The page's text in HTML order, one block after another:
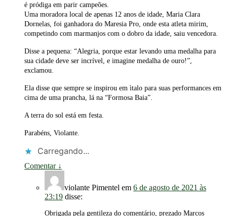
é pródiga em parir campeões.
Uma moradora local de apenas 12 anos de idade, Maria Clara
Dornelas, foi ganhadora do Maresia Pro, onde esta atleta mirim,
competindo com marmanjos com o dobro da idade, saiu vencedora.
Disse a pequena: “Alegria, porque estar levando uma medalha para
sua cidade deve ser incrível, e imagine medalha de ouro!”,
exclamou.
Ela disse que sempre se inspirou em ìtalo para suas performances em
cima de uma prancha, lá na “Formosa Baia”.
A terra do sol está em festa.
Parabéns, Violante.
Carregando...
Comentar ↓
violante Pimentel em 6 de agosto de 2021 às
23:19 disse:
Obrigada pela gentileza do comentário, prezado Marcos